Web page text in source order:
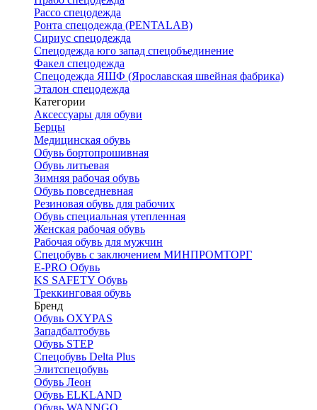
Рассо спецодежда
Ронта спецодежда (PENTALAB)
Сириус спецодежда
Спецодежда юго запад спецобъединение
Факел спецодежда
Спецодежда ЯШФ (Ярославская швейная фабрика)
Эталон спецодежда
Категории
Аксессуары для обуви
Берцы
Медицинская обувь
Обувь бортопрошивная
Обувь литьевая
Зимняя рабочая обувь
Обувь повседневная
Резиновая обувь для рабочих
Обувь специальная утепленная
Женская рабочая обувь
Рабочая обувь для мужчин
Спецобувь с заключением МИНПРОМТОРГ
E-PRO Обувь
KS SAFETY Обувь
Треккинговая обувь
Бренд
Обувь OXYPAS
Западбалтобувь
Обувь STEP
Спецобувь Delta Plus
Элитспецобувь
Обувь Леон
Обувь ELKLAND
Обувь WANNGO